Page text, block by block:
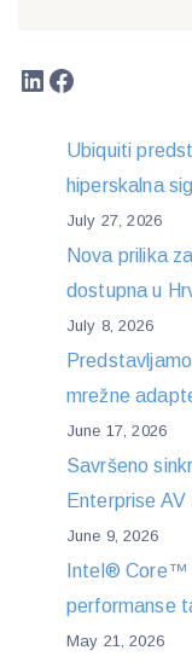
LinkedIn
Facebook
Ubiquiti
hiperskalna
July 27, 2026
Nova prilika
dostupna u
July 8, 2026
mrežne
June 17, 2026
Savršeno
Enterprise
June 9, 2026
Intel® Core™
performanse
May 21, 2026